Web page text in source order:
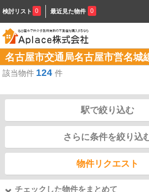
検討リスト 0 最近見た物件 0
名古屋市交通局名古屋市営名城
該当物件 124 件
駅で絞り込む
さらに条件を絞り込
物件リクエスト
チェックした物件をまとめて